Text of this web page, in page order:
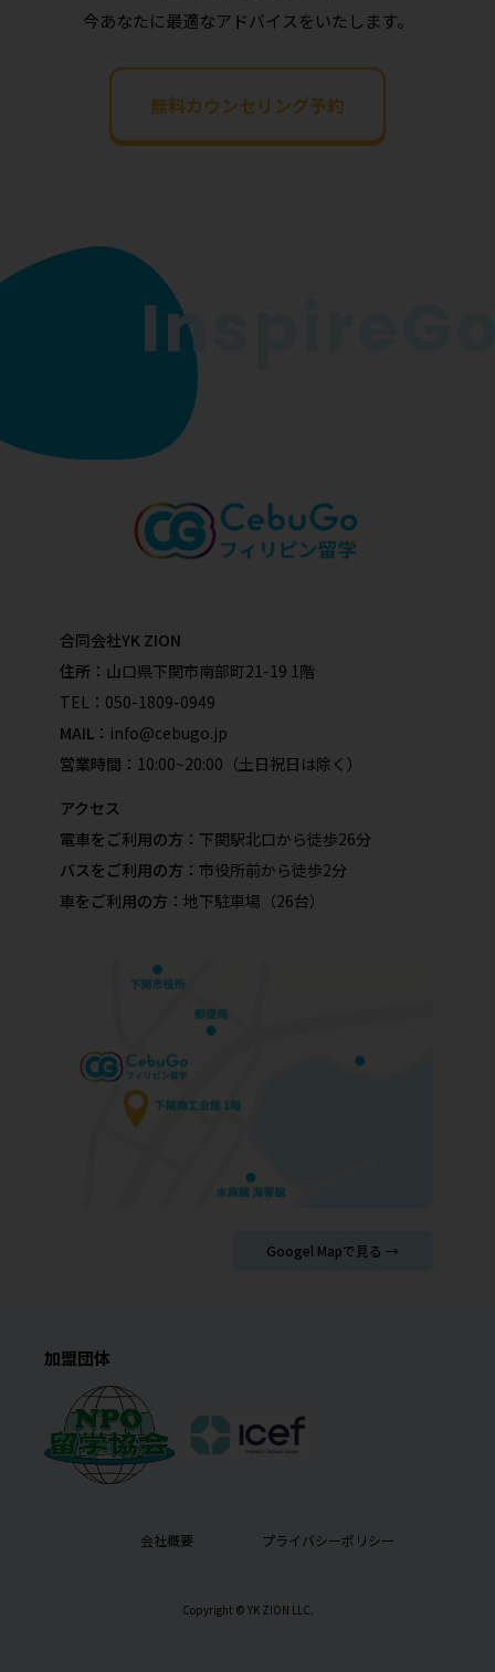
今あなたに最適なアドバイスをいたします。
無料カウンセリング予約
合同会社YK ZION
住所： 山口県下関市南部町21-19 1階
TEL： 050-1809-0949
MAIL： info@cebugo.jp
営業時間： 10:00~20:00（土日祝日は除く）
アクセス
電車をご利用の方： 下関駅北口から徒歩26分
バスをご利用の方： 市役所前から徒歩2分
車をご利用の方： 地下駐車場（26台）
Googel Mapで見る →
加盟団体
会社概要 プライバシーポリシー
Copyright © YK ZION LLC.